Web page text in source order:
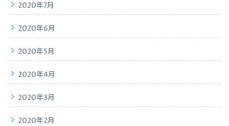
2020年7月
2020年6月
2020年5月
2020年4月
2020年3月
2020年2月